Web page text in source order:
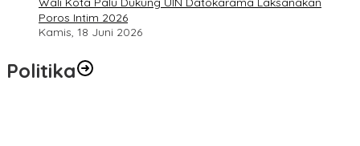
Poros Intim 2026
Kamis, 18 Juni 2026
Politika